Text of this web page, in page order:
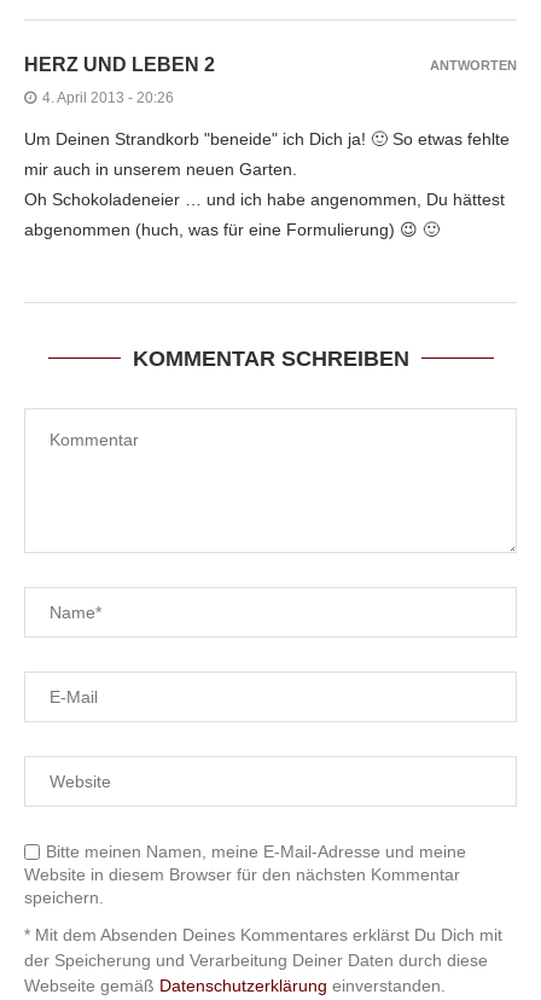
HERZ UND LEBEN 2
4. April 2013 - 20:26
Um Deinen Strandkorb "beneide" ich Dich ja! 🙂 So etwas fehlte
mir auch in unserem neuen Garten.
Oh Schokoladeneier … und ich habe angenommen, Du hättest
abgenommen (huch, was für eine Formulierung) 😉 🙂
ANTWORTEN
KOMMENTAR SCHREIBEN
Bitte meinen Namen, meine E-Mail-Adresse und meine
Website in diesem Browser für den nächsten Kommentar
speichern.
* Mit dem Absenden Deines Kommentares erklärst Du Dich mit
der Speicherung und Verarbeitung Deiner Daten durch diese
Webseite gemäß Datenschutzerklärung einverstanden.